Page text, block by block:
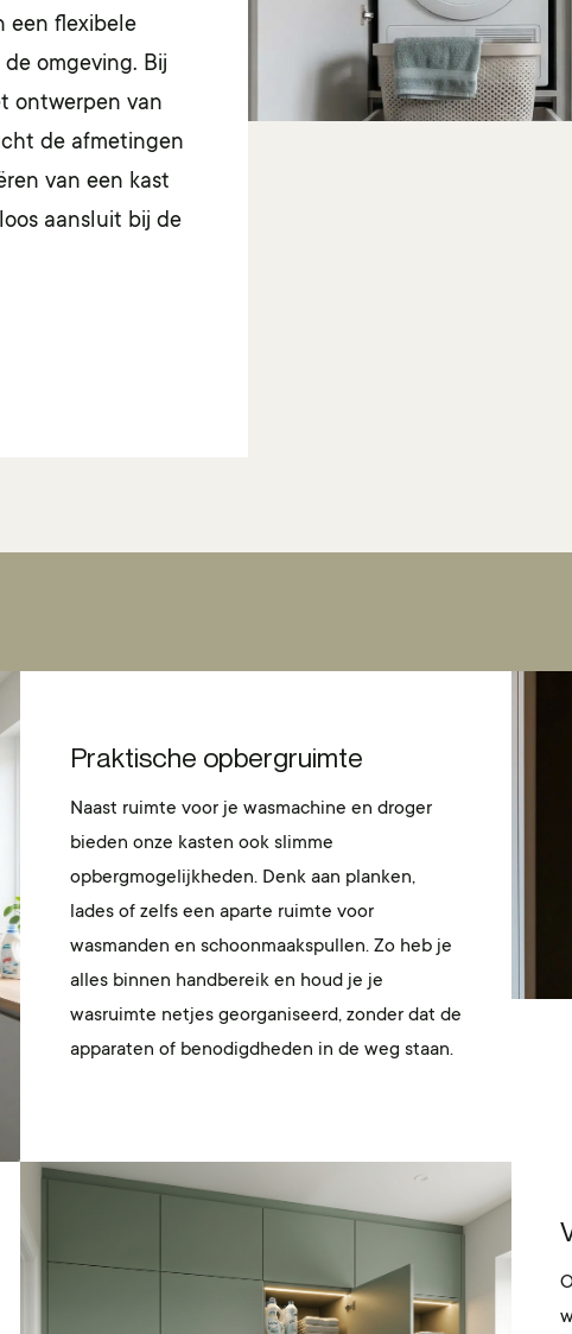
een flexibele
omgeving. Bij
ontwerpen van
de afmetingen
van een kast
aansluit bij de
Praktische opbergruimte
Naast ruimte voor je wasmachine en droger
bieden onze kasten ook slimme
opbergmogelijkheden. Denk aan planken,
lades of zelfs een aparte ruimte voor
wasmanden en schoonmaakspullen. Zo heb je
alles binnen handbereik en houd je je
wasruimte netjes georganiseerd, zonder dat de
apparaten of benodigdheden in de weg staan.